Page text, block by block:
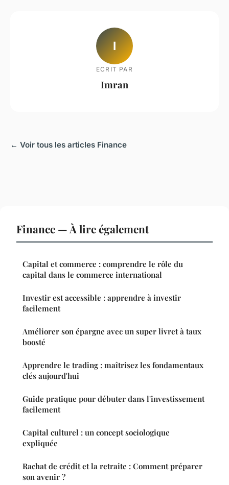
I
ECRIT PAR
Imran
← Voir tous les articles Finance
Finance — À lire également
Capital et commerce : comprendre le rôle du
capital dans le commerce international
Investir est accessible : apprendre à investir
facilement
Améliorer son épargne avec un super livret à taux
boosté
Apprendre le trading : maîtrisez les fondamentaux
clés aujourd'hui
Guide pratique pour débuter dans l'investissement
facilement
Capital culturel : un concept sociologique
expliquée
Rachat de crédit et la retraite : Comment préparer
son avenir ?